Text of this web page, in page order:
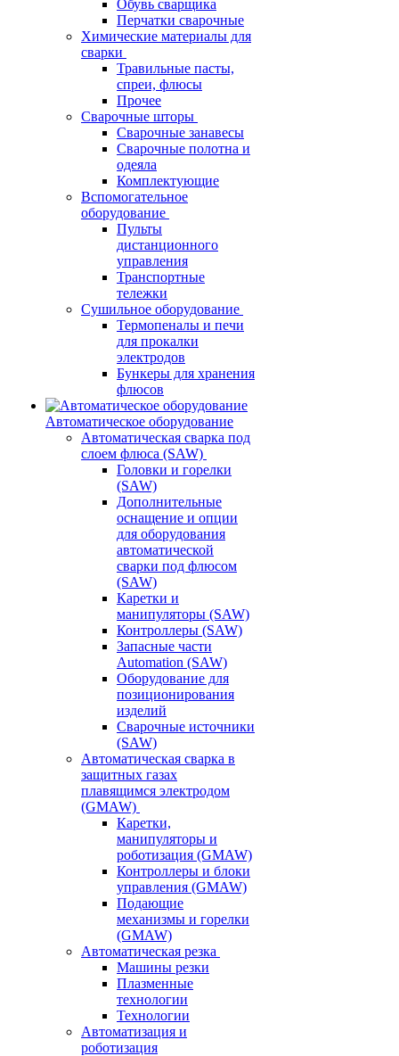
Обувь сварщика
Перчатки сварочные
Химические материалы для
сварки
Травильные пасты,
спреи, флюсы
Прочее
Сварочные шторы
Сварочные занавесы
Сварочные полотна и
одеяла
Комплектующие
Вспомогательное
оборудование
Пульты
дистанционного
управления
Транспортные
тележки
Сушильное оборудование
Термопеналы и печи
для прокалки
электродов
Бункеры для хранения
флюсов
Автоматическое оборудование
Автоматическая сварка под
слоем флюса (SAW)
Головки и горелки
(SAW)
Дополнительные
оснащение и опции
для оборудования
автоматической
сварки под флюсом
(SAW)
Каретки и
манипуляторы (SAW)
Контроллеры (SAW)
Запасные части
Automation (SAW)
Оборудование для
позиционирования
изделий
Сварочные источники
(SAW)
Автоматическая сварка в
защитных газах
плавящимся электродом
(GMAW)
Каретки,
манипуляторы и
роботизация (GMAW)
Контроллеры и блоки
управления (GMAW)
Подающие
механизмы и горелки
(GMAW)
Автоматическая резка
Машины резки
Плазменные
технологии
Технологии
Автоматизация и
роботизация